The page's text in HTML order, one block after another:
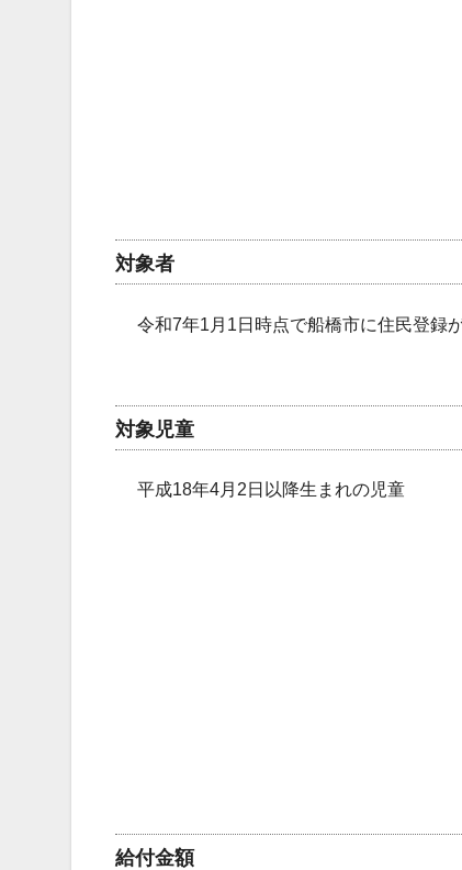
対象者
令和7年1月1日時点で船橋市に住民登録
対象児童
平成18年4月2日以降生まれの児童
給付金額